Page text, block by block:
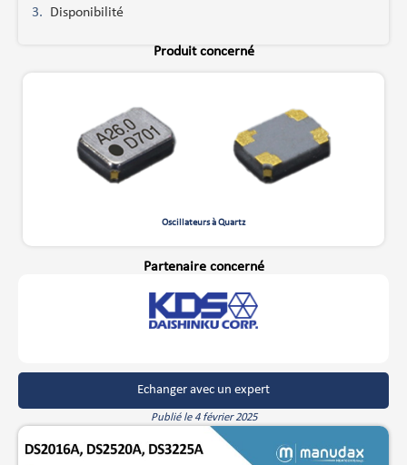
Publié le 4 février 2025
Disponibilité
Produit concerné
Oscillateurs à Quartz
Partenaire concerné
Echanger avec un expert